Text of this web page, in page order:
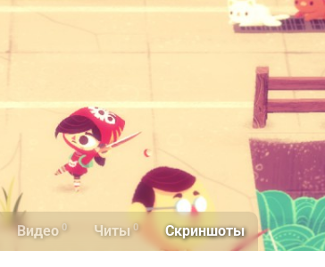
Видео 0 Читы 0 Скриншоты